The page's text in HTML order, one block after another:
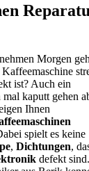
Morgen
ist? Auch ein
kaputt gehen
Ihnen
spielt es keine
, Dichtungen,
defekt sind.